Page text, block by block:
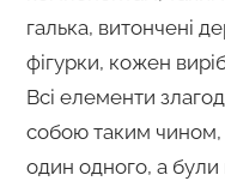
галька, витончені
фігурки, кожен
Всі елементи
собою таким
один одного, а були